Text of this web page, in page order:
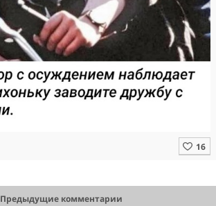
Предыдущие комментарии